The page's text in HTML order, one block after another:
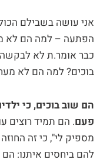
אני עושה בשבילם
הפתעה – למה הם לא
כבר אומר.ת לא
בוכים? למה הם לא
הם שוב בוכים, כי
פעם. הם תמיד רוצים
מספיק לי", כי זה
להם ביחסים איתנו: